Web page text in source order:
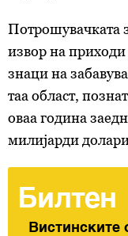
Потрошувачката
извор на приходи
знаци на
таа област,
оваа година
милијарди
Билтен
Вистинските